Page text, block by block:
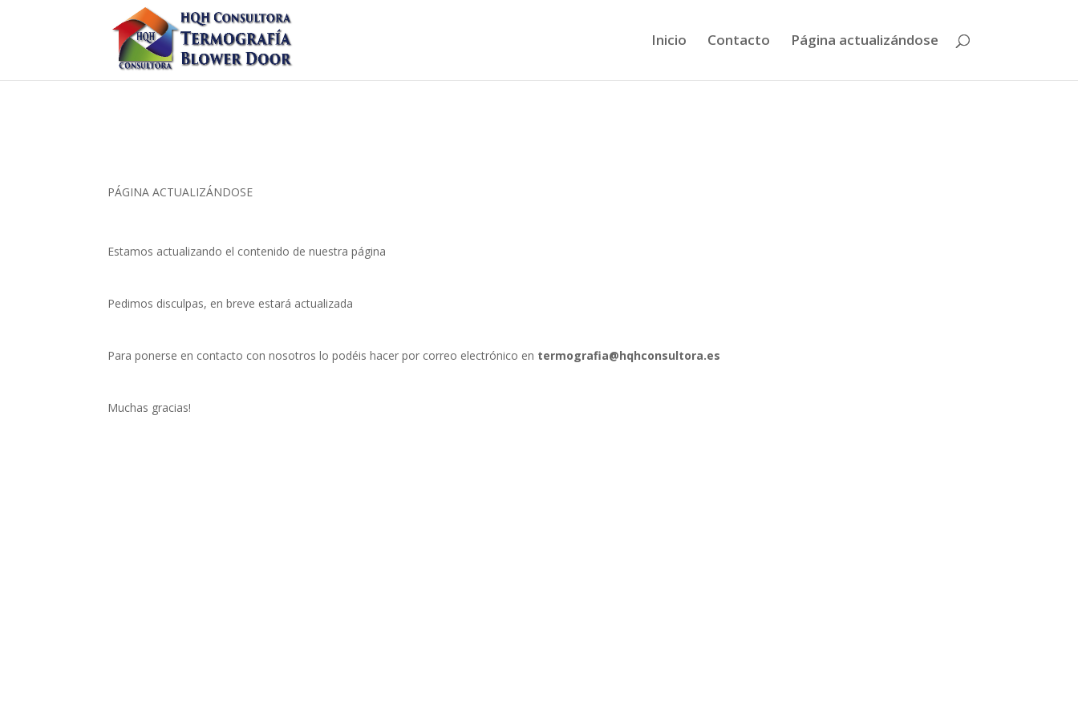
Inicio Contacto Página actualizándose
PÁGINA ACTUALIZÁNDOSE
Estamos actualizando el contenido de nuestra página
Pedimos disculpas, en breve estará actualizada
Para ponerse en contacto con nosotros lo podéis hacer por correo electrónico en termografia@hqhconsultora.es
Muchas gracias!